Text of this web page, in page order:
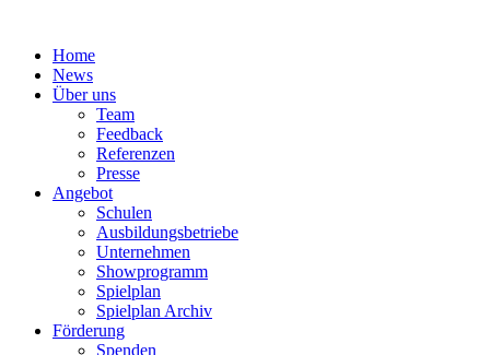
springenHome
News
Über uns
Team
Feedback
Referenzen
Presse
Angebot
Schulen
Ausbildungsbetriebe
Unternehmen
Showprogramm
Spielplan
Spielplan Archiv
Förderung
Spenden